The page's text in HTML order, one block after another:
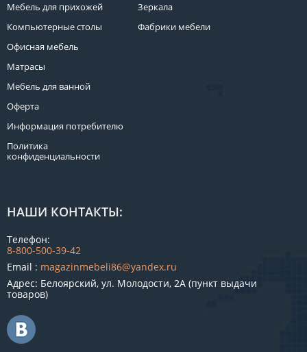
Мебель для прихожей
Компьютерные столы
Офисная мебель
Матрасы
Мебель для ванной
Оферта
Информация потребителю
Политика
конфиденциальности
Зеркала
Фабрики мебели
НАШИ КОНТАКТЫ:
Телефон:
8-800-500-39-42
Email : magazinmebeli86@yandex.ru
Адрес: Белоярский, ул. Молодости, 2А (пункт выдачи
товаров)